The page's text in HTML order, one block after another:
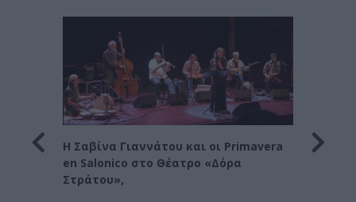
Η Σαβίνα Γιαννάτου και οι Primavera
en Salonico στο Θέατρο «Δόρα
Στράτου»,